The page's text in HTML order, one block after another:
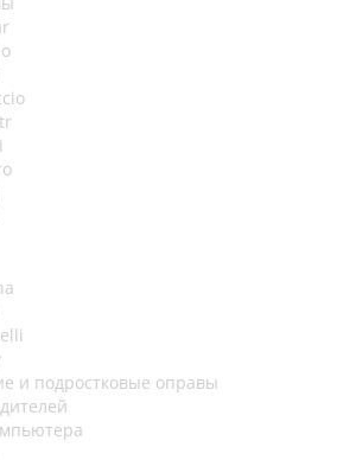
и подростковые оправы